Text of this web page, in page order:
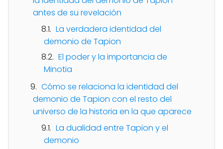
antes de su revelación
La verdadera identidad del
demonio de Tapion
El poder y la importancia de
Minotia
Cómo se relaciona la identidad del
demonio de Tapion con el resto del
universo de la historia en la que aparece
La dualidad entre Tapion y el
demonio